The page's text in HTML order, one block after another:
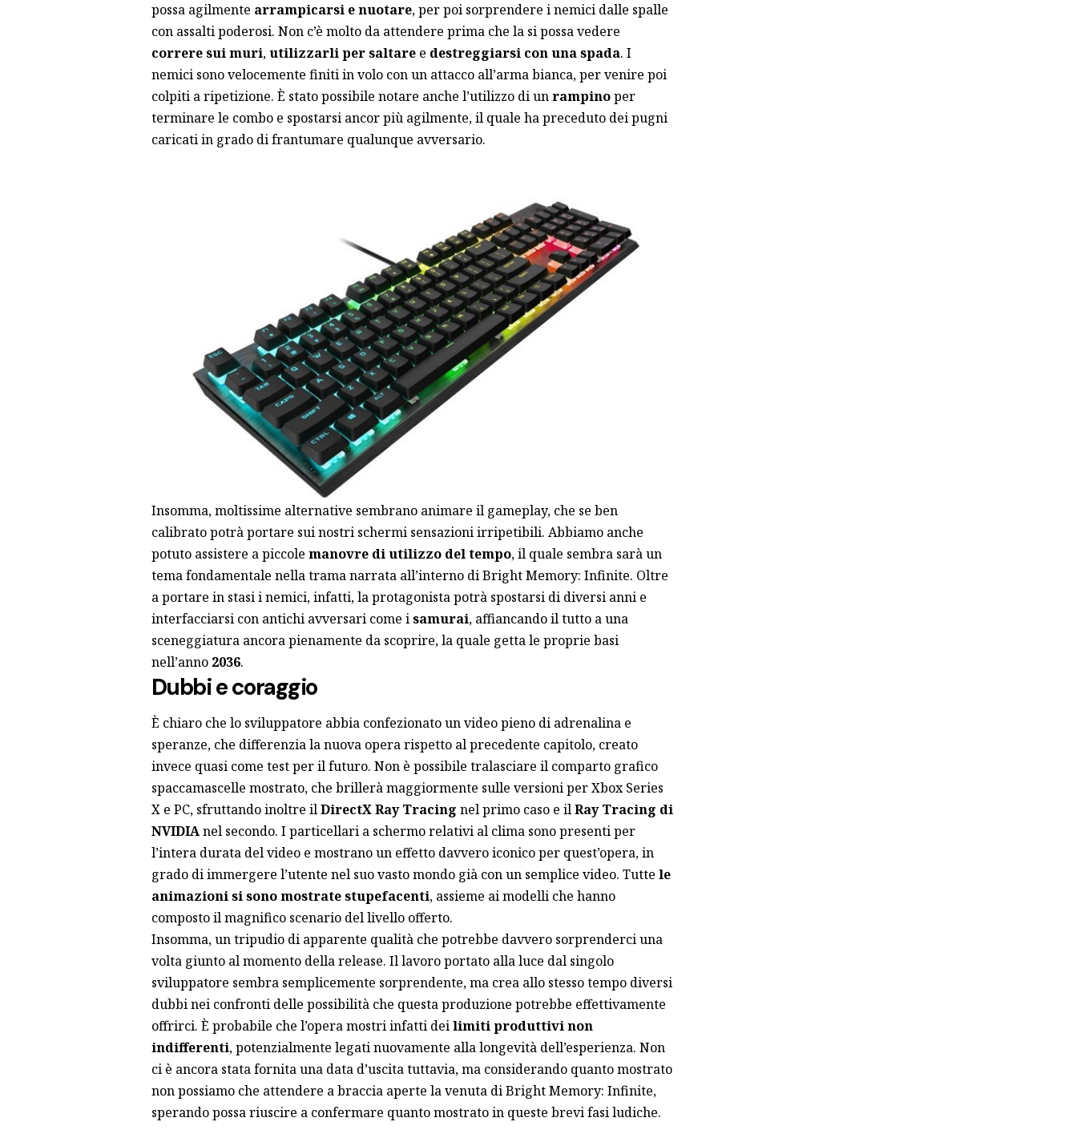
possa agilmente arrampicarsi e nuotare, per poi sorprendere i nemici dalle spalle
con assalti poderosi. Non c’è molto da attendere prima che la si possa vedere
correre sui muri,utilizzarli per saltaree destreggiarsi con una spada. I
nemici sono velocemente finiti in volo con un attacco all’arma bianca, per venire poi
colpiti a ripetizione. È stato possibile notare anche l’utilizzo di unrampinoper
terminare le combo e spostarsi ancor più agilmente, il quale ha preceduto dei pugni
caricati in grado di frantumare qualunque avversario.
Insomma, moltissime alternative sembrano animare il gameplay, che se ben
calibrato potrà portare sui nostri schermi sensazioni irripetibili. Abbiamo anche
potuto assistere a piccole manovre di utilizzo del tempo, il quale sembra sarà un
tema fondamentale nella trama narrata all’interno di Bright Memory: Infinite. Oltre
a portare in stasi i nemici, infatti, la protagonista potrà spostarsi di diversi anni e
interfacciarsi con antichi avversari come isamurai, affiancando il tutto a una
sceneggiatura ancora pienamente da scoprire, la quale getta le proprie basi
nell’anno 2036.
Dubbi e coraggio
È chiaro che lo sviluppatore abbia confezionato un video pieno di adrenalina e
speranze, che differenzia la nuova opera rispetto al precedente capitolo, creato
invece quasi come test per il futuro. Non è possibile tralasciare il comparto grafico
spaccamascelle mostrato, che brillerà maggiormente sulle versioni per Xbox Series
X e PC, sfruttando inoltre ilDirectX Ray Tracing nel primo caso e ilRay Tracing di
NVIDIAnel secondo. I particellari a schermo relativi al clima sono presenti per
l’intera durata del video e mostrano un effetto davvero iconico per quest’opera, in
grado di immergere l’utente nel suo vasto mondo già con un semplice video. Tutte le
animazioni si sono mostrate stupefacenti, assieme ai modelli che hanno
composto il magnifico scenario del livello offerto.
Insomma, un tripudio di apparente qualità che potrebbe davvero sorprenderci una
volta giunto al momento della release. Il lavoro portato alla luce dal singolo
sviluppatore sembra semplicemente sorprendente, ma crea allo stesso tempo diversi
dubbi nei confronti delle possibilità che questa produzione potrebbe effettivamente
offrirci. È probabile che l’opera mostri infatti deilimiti produttivi non
indifferenti, potenzialmente legati nuovamente alla longevità dell’esperienza. Non
ci è ancora stata fornita una data d’uscita tuttavia, ma considerando quanto mostrato
non possiamo che attendere a braccia aperte la venuta di Bright Memory: Infinite,
sperando possa riuscire a confermare quanto mostrato in queste brevi fasi ludiche.